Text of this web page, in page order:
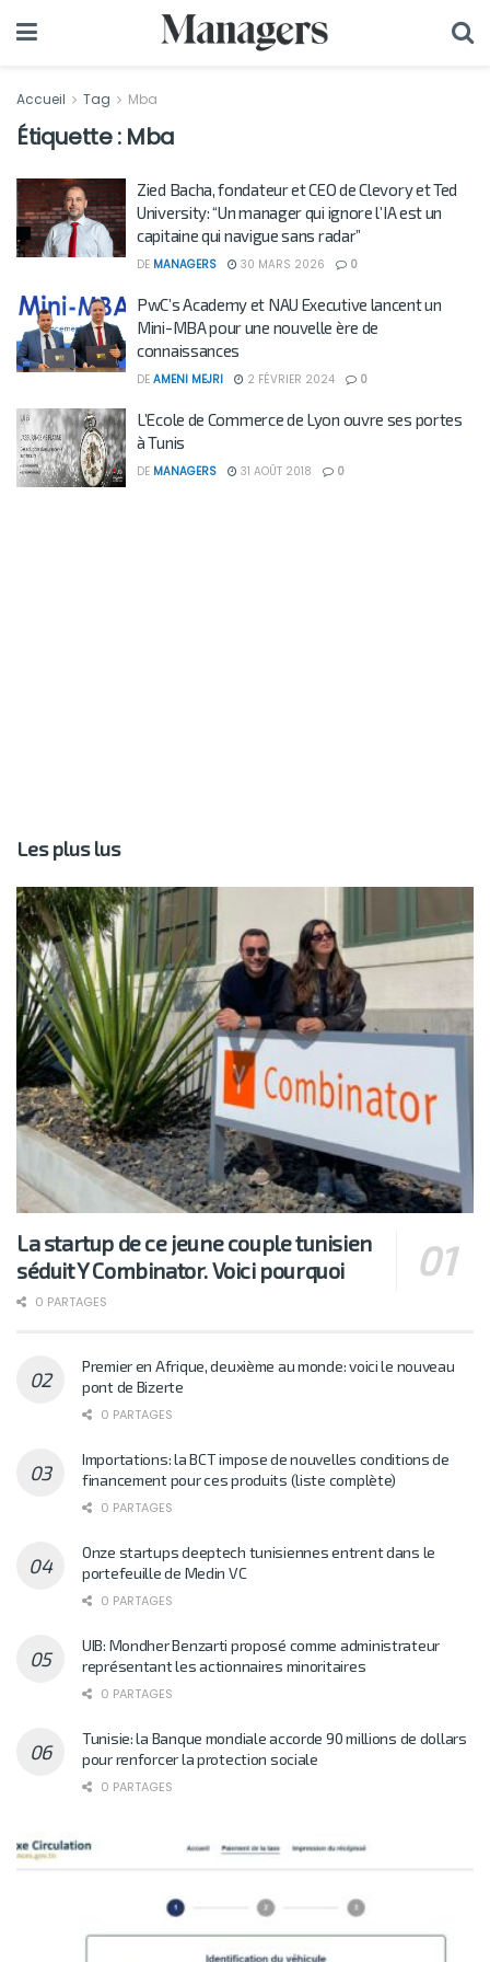
Accueil Tag Mba
Étiquette : Mba
Zied Bacha, fondateur et CEO de Clevory et Ted
University: “Un manager qui ignore l’IA est un
capitaine qui navigue sans radar”
DE MANAGERS 30 MARS 2026 0
PwC’s Academy et NAU Executive lancent un
Mini-MBA pour une nouvelle ère de
connaissances
DE AMENI MEJRI 2 FÉVRIER 2024 0
L’Ecole de Commerce de Lyon ouvre ses portes
à Tunis
DE MANAGERS 31 AOÛT 2018 0
Les plus lus
La startup de ce jeune couple tunisien
séduit Y Combinator. Voici pourquoi
0 PARTAGES
Premier en Afrique, deuxième au monde: voici le nouveau
pont de Bizerte
0 PARTAGES
Importations: la BCT impose de nouvelles conditions de
financement pour ces produits (liste complète)
0 PARTAGES
Onze startups deeptech tunisiennes entrent dans le
portefeuille de Medin VC
0 PARTAGES
UIB: Mondher Benzarti proposé comme administrateur
représentant les actionnaires minoritaires
0 PARTAGES
Tunisie: la Banque mondiale accorde 90 millions de dollars
pour renforcer la protection sociale
0 PARTAGES